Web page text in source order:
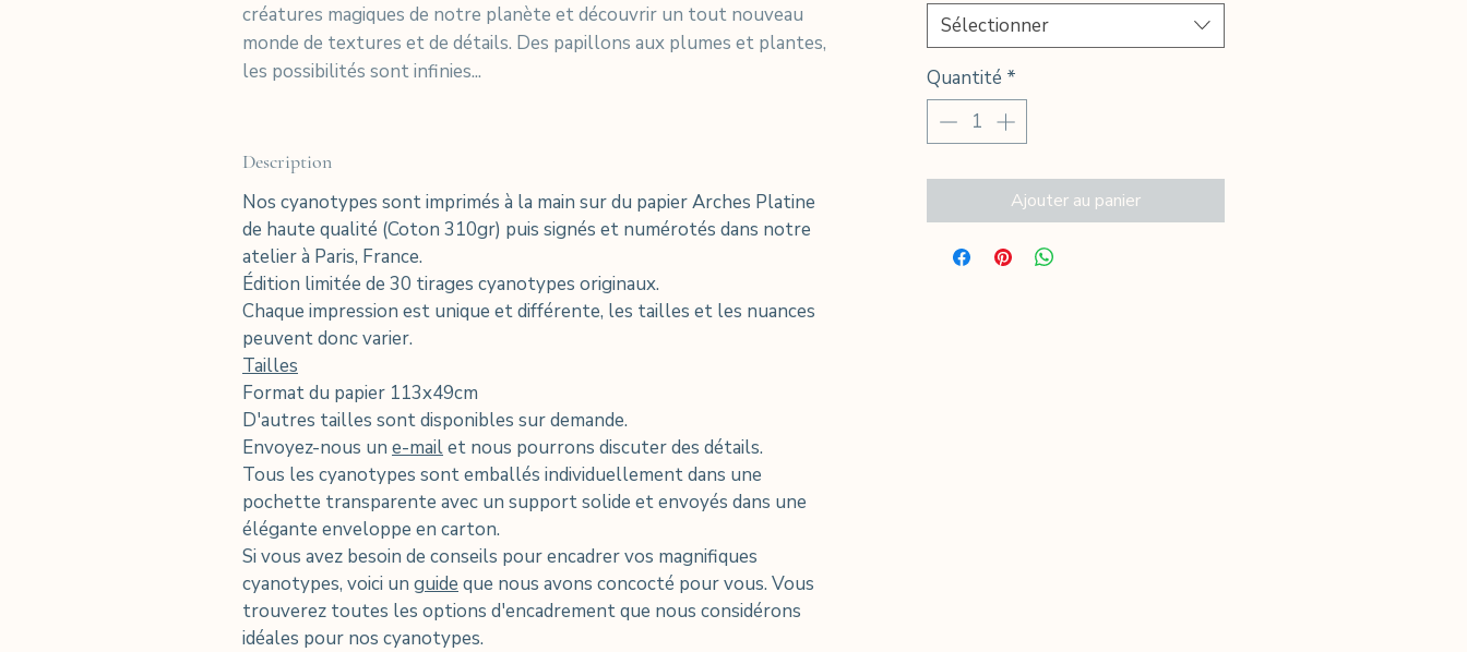
créatures magiques de notre planète et découvrir un tout nouveau
monde de textures et de détails. Des papillons aux plumes et plantes,
les possibilités sont infinies...
Description
Nos cyanotypes sont imprimés à la main sur du papier Arches Platine
de haute qualité (Coton 310gr) puis signés et numérotés dans notre
atelier à Paris, France.
Édition limitée de 30 tirages cyanotypes originaux.
Chaque impression est unique et différente, les tailles et les nuances
peuvent donc varier.
Tailles
Format du papier 113x49cm
D'autres tailles sont disponibles sur demande.
Envoyez-nous un e-mailet nous pourrons discuter des détails.
Tous les cyanotypes sont emballés individuellement dans une
pochette transparente avec un support solide et envoyés dans une
élégante enveloppe en carton.
Si vous avez besoin de conseils pour encadrer vos magnifiques
cyanotypes, voici un guide que nous avons concocté pour vous. Vous
trouverez toutes les options d'encadrement que nous considérons
idéales pour nos cyanotypes.
Sélectionner
Quantité *
Ajouter au panier